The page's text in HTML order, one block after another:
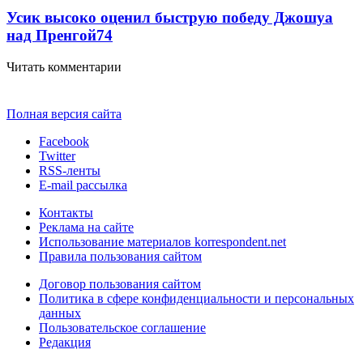
Усик высоко оценил быструю победу Джошуа
над Пренгой74
Читать комментарии
Полная версия сайта
Facebook
Twitter
RSS-ленты
E-mail рассылка
Контакты
Реклама на сайте
Использование материалов korrespondent.net
Правила пользования сайтом
Договор пользования сайтом
Политика в сфере конфиденциальности и персональных
данных
Пользовательское соглашение
Редакция